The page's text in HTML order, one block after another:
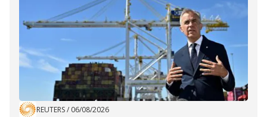
REUTERS/ 06/08/2026